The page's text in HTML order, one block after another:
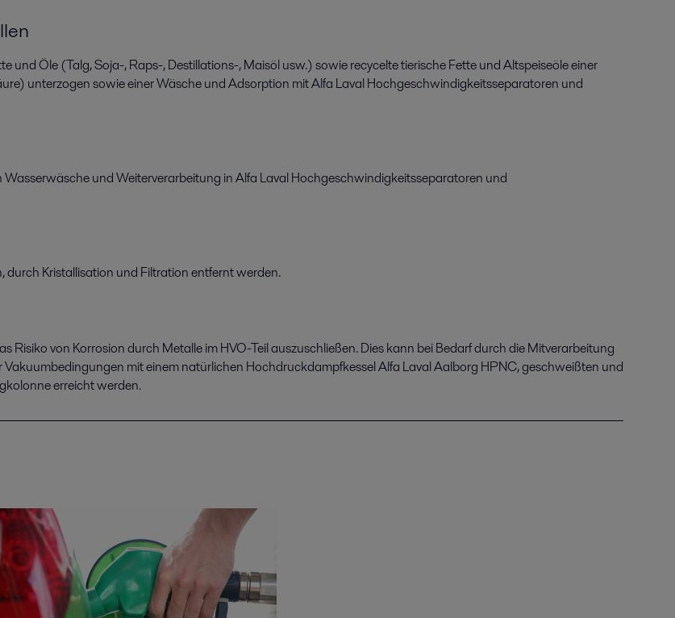
Öle (Talg, Soja-, Raps-, Destillations-, Maisöl usw.) sowie recycelte tierische Fette und Altspeiseöle einer
unterzogen sowie einer Wäsche und Adsorption mit Alfa Laval Hochgeschwindigkeitsseparatoren und
und Weiterverarbeitung in Alfa Laval Hochgeschwindigkeitsseparatoren und
durch Kristallisation und Filtration entfernt werden.
Risiko von Korrosion durch Metalle im HVO-Teil auszuschließen. Dies kann bei Bedarf durch die Mitverarbeitung
mit einem natürlichen Hochdruckdampfkessel Alfa Laval Aalborg HPNC, geschweißten und
erreicht werden.